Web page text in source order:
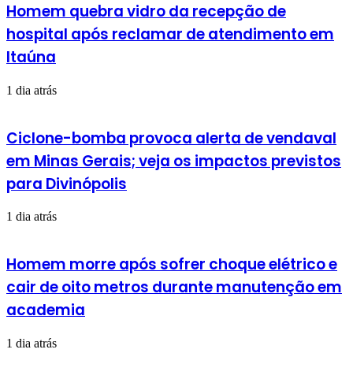
Homem quebra vidro da recepção de
hospital após reclamar de atendimento em
Itaúna
1 dia atrás
Ciclone-bomba provoca alerta de vendaval
em Minas Gerais; veja os impactos previstos
para Divinópolis
1 dia atrás
Homem morre após sofrer choque elétrico e
cair de oito metros durante manutenção em
academia
1 dia atrás